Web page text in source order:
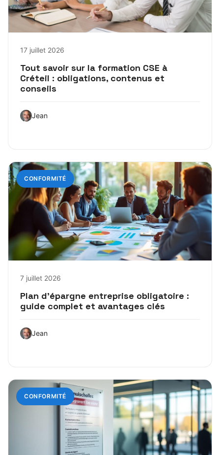
17 juillet 2026
Tout savoir sur la formation CSE à
Créteil : obligations, contenus et
conseils
Jean
CONFORMITÉ
7 juillet 2026
Plan d’épargne entreprise obligatoire :
guide complet et avantages clés
Jean
CONFORMITÉ